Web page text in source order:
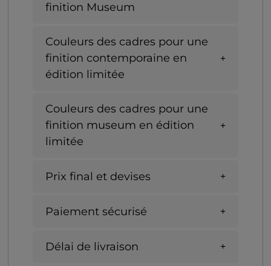
finition Museum
Couleurs des cadres pour une
finition contemporaine en
édition limitée
Couleurs des cadres pour une
finition museum en édition
limitée
Prix final et devises
Paiement sécurisé
Délai de livraison